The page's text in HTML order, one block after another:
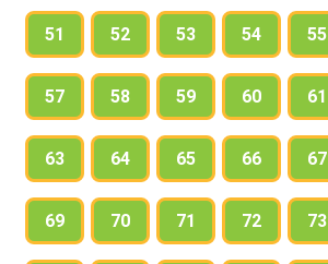
51 52 53 54 55
57 58 59 60 61
63 64 65 66 67
69 70 71 72 73